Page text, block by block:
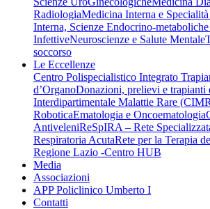
RadiologiaMedicina Interna e
Interna, Scienze Endocrino-
InfettiveNeuroscienze e Salute Mentale
soccorso
Le Eccellenze
Centro Polispecialistico Integrato
d’OrganoDonazioni, prelievi e trapianti
Interdipartimentale Malattie Rare
RoboticaEmatologia e Oncoematologia
AntiveleniReSpIRA – Rete
Respiratoria AcutaRete per la Terapia
Regione Lazio -Centro HUB
Media
Associazioni
APP Policlinico Umberto I
Contatti